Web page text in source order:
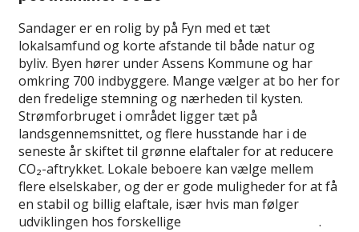
Sandager er en rolig by på Fyn med et tæt
lokalsamfund og korte afstande til både natur og
byliv. Byen hører under Assens Kommune og har
omkring 700 indbyggere. Mange vælger at bo her for
den fredelige stemning og nærheden til kysten.
Strømforbruget i området ligger tæt på
landsgennemsnittet, og flere husstande har i de
seneste år skiftet til grønne elaftaler for at reducere
CO₂-aftrykket. Lokale beboere kan vælge mellem
flere elselskaber, og der er gode muligheder for at få
en stabil og billig elaftale, især hvis man følger
udviklingen hos forskellige
.